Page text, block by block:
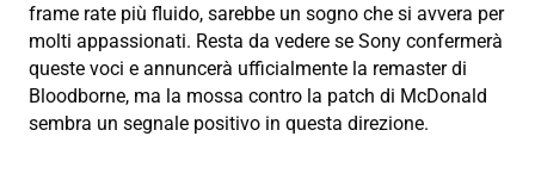
frame rate più fluido, sarebbe un sogno che si avvera per
molti appassionati. Resta da vedere se Sony confermerà
queste voci e annuncerà ufficialmente la remaster di
Bloodborne, ma la mossa contro la patch di McDonald
sembra un segnale positivo in questa direzione.